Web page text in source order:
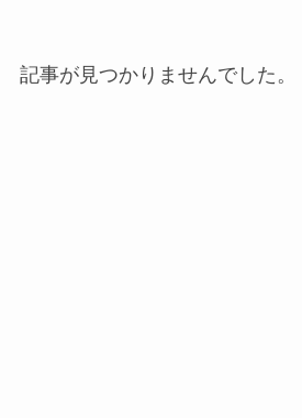
記事が見つかりませんでした。